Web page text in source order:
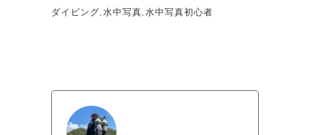
ダイビング 水中写真 水中写真初心者